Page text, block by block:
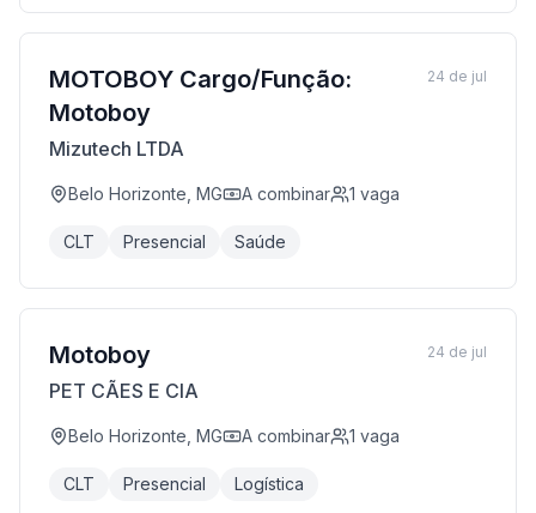
MOTOBOY Cargo/Função:
Motoboy
Mizutech LTDA
Belo Horizonte, MG A combinar 1 vaga
CLT Presencial Saúde
24 de jul
Motoboy
PET CÃES E CIA
Belo Horizonte, MG A combinar 1 vaga
CLT Presencial Logística
24 de jul